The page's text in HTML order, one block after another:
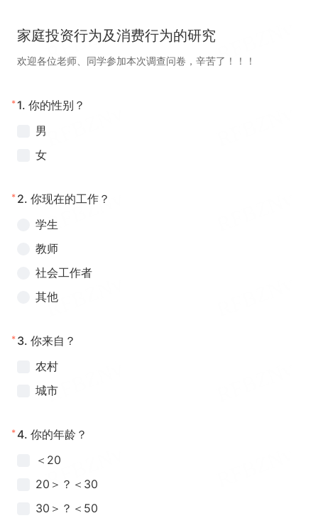
家庭投资行为及消费行为的研究
欢迎各位老师、同学参加本次调查问卷，辛苦了！！！
* 1. 你的性别？
男
女
* 2. 你现在的工作？
学生
教师
社会工作者
其他
* 3. 你来自？
农村
城市
* 4. 你的年龄？
＜20
20＞？＜30
30＞？＜50